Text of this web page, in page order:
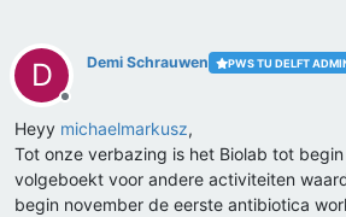
D
Offline
Demi Schrauwen PWS TU DELFT
Heyy michaelmarkusz,
Tot onze verbazing is het Biolab tot
volgeboekt voor andere activiteiten
begin november de eerste antibiotica